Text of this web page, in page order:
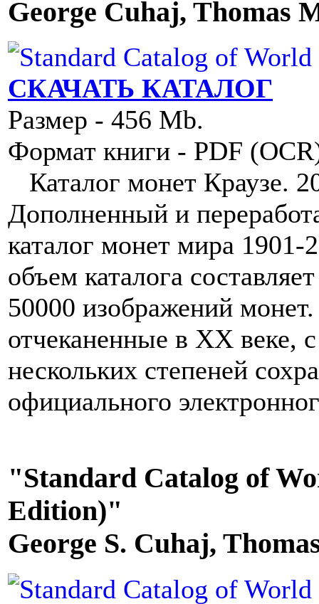
George Cuhaj, Thomas
СКАЧАТЬ КАТАЛОГ
Размер - 456 Mb.
Формат книги - PDF
Каталог монет Краузе.
Дополненный и
каталог монет мира 1901-
объем каталога
50000 изображений
отчеканенные в XX веке,
нескольких степеней
официального
"Standard Catalog of
Edition)"
George S. Cuhaj,